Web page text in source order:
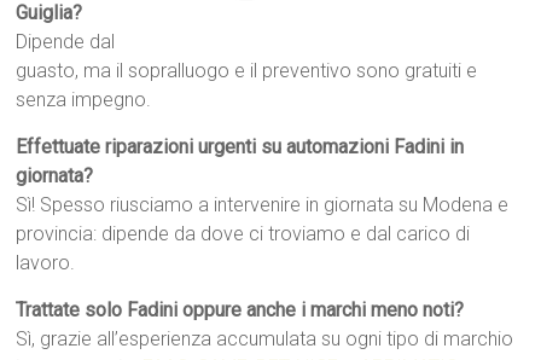
Guiglia?
Dipende dal
guasto, ma il sopralluogo e il preventivo sono gratuiti e
senza impegno.
Effettuate riparazioni urgenti su automazioni Fadini in
giornata?
Sì! Spesso riusciamo a intervenire in giornata su Modena e
provincia: dipende da dove ci troviamo e dal carico di
lavoro.
Trattate solo Fadini oppure anche i marchi meno noti?
Sì, grazie all’esperienza accumulata su ogni tipo di marchio